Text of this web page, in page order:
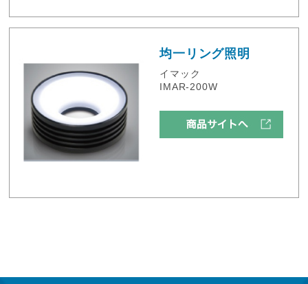
均一リング照明
イマック
IMAR-200W